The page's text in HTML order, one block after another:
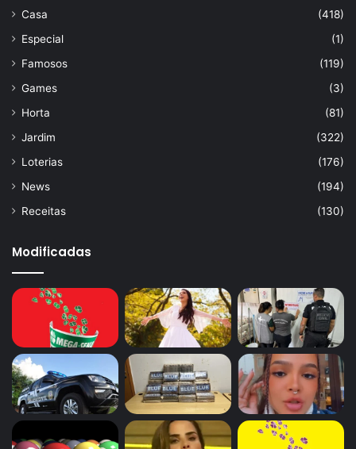
Casa
(418)
Especial
(1)
Famosos
(119)
Games
(3)
Horta
(81)
Jardim
(322)
Loterias
(176)
News
(194)
Receitas
(130)
Modificadas